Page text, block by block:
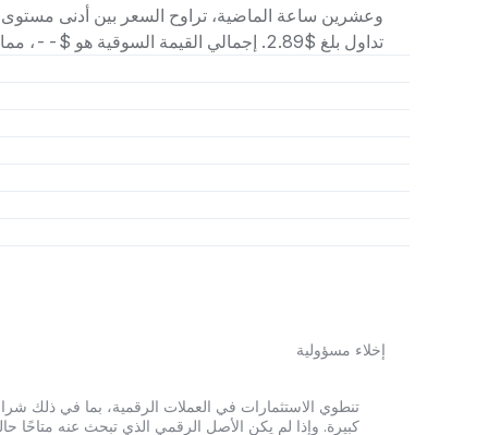
تداول بلغ $2.89. إجمالي القيمة السوقية هو $--، مما يجعله يحتل المرتبة رقم -- بين العملات الرقمية الأخرى.
إخلاء مسؤولية